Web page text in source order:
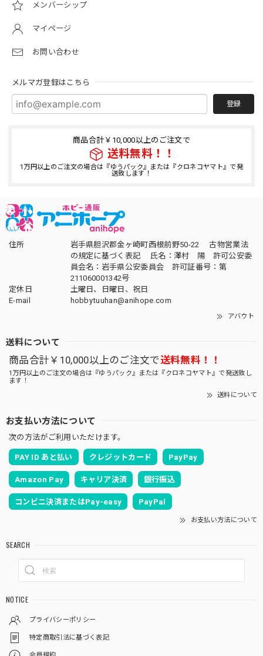
メンバーシップ
マイページ
お問い合わせ
メルマガ登録はこちら
登録
商品合計￥10,000以上のご注文で
送料無料！！
1万円以上のご注文の場合は『ゆうパック』または『クロネコヤマト』で発
送致します！
住所
岩手県胆沢郡金ヶ崎町西根前野50-22 古物営業法
の規定に基づく表記 氏名：澤村 陽 許可公安委
員会名：岩手県公安委員会 許可証番号：第
211060001342号
定休日
土曜日、日曜日、祝日
E-mail
hobbytuuhan@anihope.com
アバウト
送料について
商品合計￥10,000以上のご注文で送料無料！！
1万円以上のご注文の場合は『ゆうパック』または『クロネコヤマト』で発送致し
ます！
送料について
お支払い方法について
次の方法がご利用いただけます。
PAY ID あと払い クレジットカード PayPay
Amazon Pay キャリア決済 銀行振込
コンビニ決済またはPay-easy PayPal
お支払い方法について
SEARCH
NOTICE
プライバシーポリシー
特定商取引法に基づく表記